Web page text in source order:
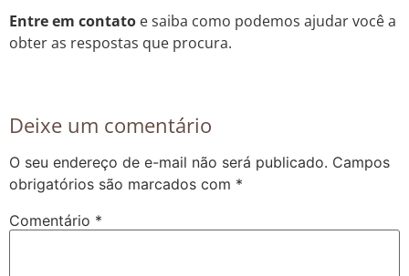
Entre em contato e saiba como podemos ajudar você a
obter as respostas que procura.
Deixe um comentário
O seu endereço de e-mail não será publicado. Campos
obrigatórios são marcados com *
Comentário *